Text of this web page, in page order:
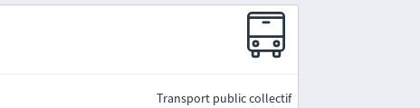
Transport public collectif